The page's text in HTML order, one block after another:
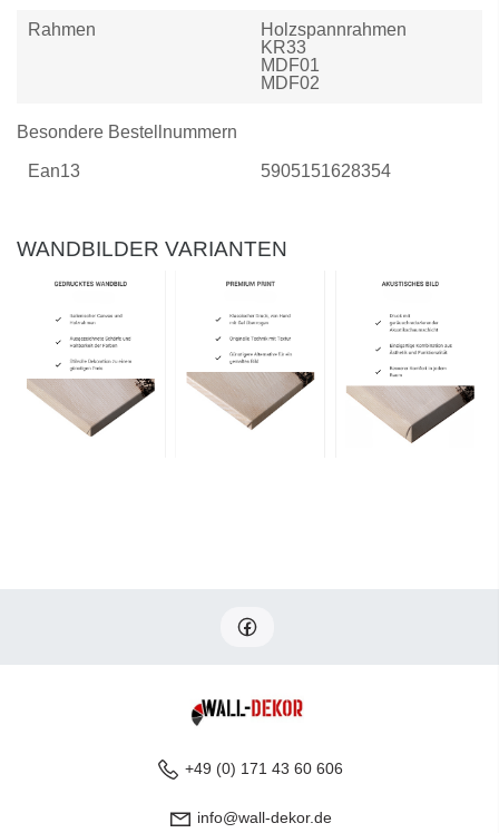
Rahmen
Holzspannrahmen
KR33
MDF01
MDF02
Besondere Bestellnummern
Ean13 5905151628354
WANDBILDER VARIANTEN
+49 (0) 171 43 60 606
info@wall-dekor.de